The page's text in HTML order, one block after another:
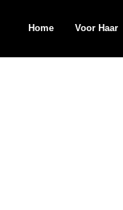
Home Voor Haar